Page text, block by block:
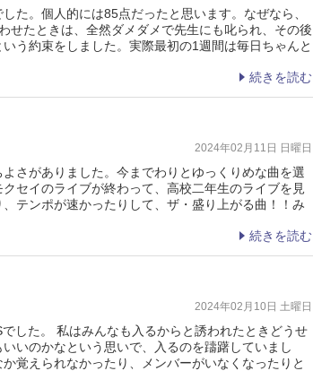
た。個人的には85点だったと思います。なぜなら、
せたときは、全然ダメダメで先生にも叱られ、その後
う約束をしました。実際最初の1週間は毎日ちゃんと
続きを読む
2024年02月11日 日曜日
さがありました。今までわりとゆっくりめな曲を選
セイのライブが終わって、高校二年生のライブを見
テンポが速かったりして、ザ・盛り上がる曲！！み
続きを読む
2024年02月10日 土曜日
した。 私はみんなも入るからと誘われたときどうせ
いのかなという思いで、入るのを躊躇していまし
覚えられなかったり、メンバーがいなくなったりと